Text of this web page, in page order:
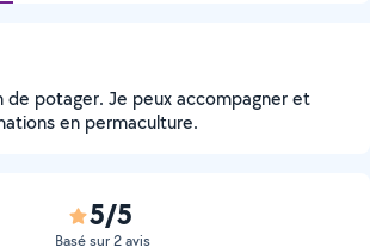
de potager. Je peux accompagner et
en permaculture.
5/5
Basé sur 2 avis